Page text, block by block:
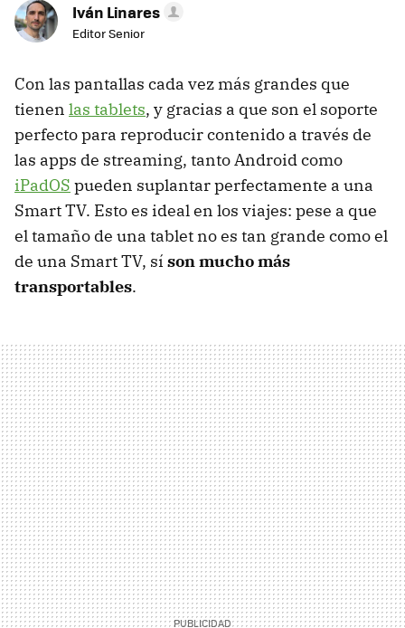
Iván Linares
Editor Senior
Con las pantallas cada vez más grandes que
tienen las tablets, y gracias a que son el soporte
perfecto para reproducir contenido a través de
las apps de streaming, tanto Android como
iPadOS pueden suplantar perfectamente a una
Smart TV. Esto es ideal en los viajes: pese a que
el tamaño de una tablet no es tan grande como el
de una Smart TV, sí son mucho más
transportables.